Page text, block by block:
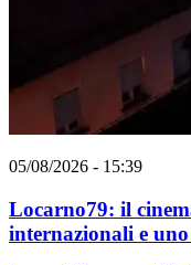
05/08/2026 - 15:39
Locarno79: il
internazionali e